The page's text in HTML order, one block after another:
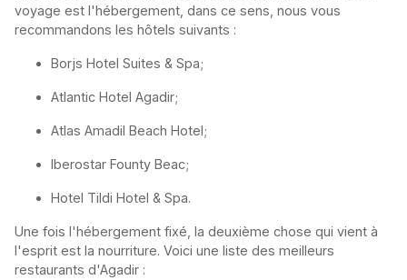
voyage est l'hébergement, dans ce sens, nous vous
recommandons les hôtels suivants :
Borjs Hotel Suites & Spa;
Atlantic Hotel Agadir;
Atlas Amadil Beach Hotel;
Iberostar Founty Beac;
Hotel Tildi Hotel & Spa.
Une fois l'hébergement fixé, la deuxième chose qui vient à
l'esprit est la nourriture. Voici une liste des meilleurs
restaurants d'Agadir :